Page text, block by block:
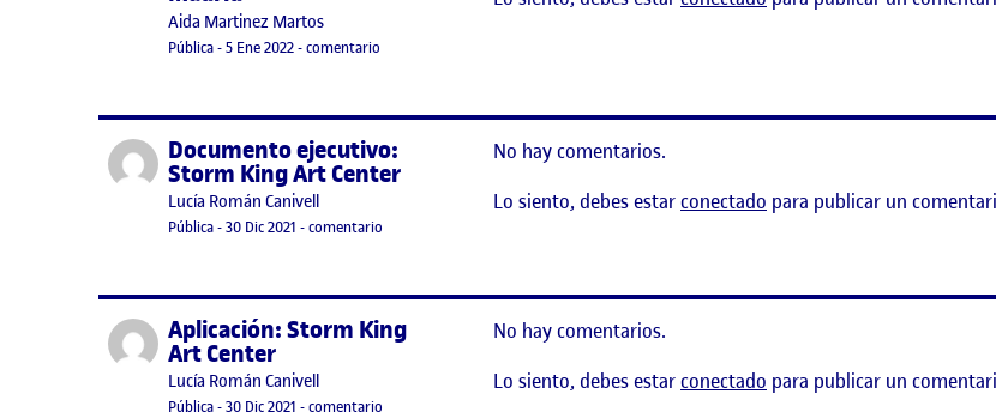
Publicado por
Aida Martinez Martos
Visibilidad:
Pública-Fecha de publicación
5 Ene 2022-comentario
Publicado porDocumento ejecutivo:
Storm King Art Center
Publicado por
Lucía Román Canivell
Visibilidad:
Pública-Fecha de publicación
30 Dic 2021 -comentario
No hay comentarios.
Lo siento, debes estarconectado para publicar un
Publicado porAplicación: Storm King
Art Center
Publicado por
Lucía Román Canivell
Visibilidad:
Pública-Fecha de publicación
30 Dic 2021 30 diciembre, 2021 2:22 pm
-comentario
No hay comentarios.
Lo siento, debes estarconectado para publicar un